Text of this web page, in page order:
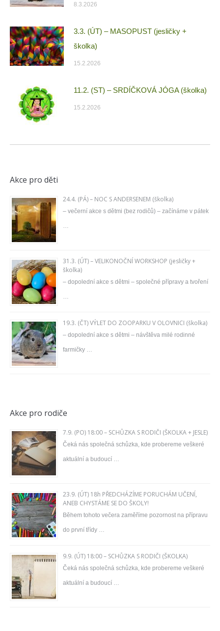
8.3.2026
3.3. (ÚT) – MASOPUST (jesličky +
školka)
15.2.2026
11.2. (ST) – SRDÍČKOVÁ JÓGA (školka)
15.2.2026
Akce pro děti
24.4. (PÁ) – NOC S ANDERSENEM (školka)
– večerní akce s dětmi (bez rodičů) – začínáme v pátek
31.3. (ÚT) – VELIKONOČNÍ WORKSHOP (jesličky +
školka)
– dopolední akce s dětmi – společné přípravy a tvoření
19.3. (ČT) VÝLET DO ZOOPARKU V OLOVNICI (školka)
– dopolední akce s dětmi – návštěva milé rodinné
farmičky …
Akce pro rodiče
7.9. (PO) 18:00 – SCHŮZKA S RODIČI (ŠKOLKA + JESLE)
Čeká nás společná schůzka, kde probereme veškeré
aktuální a budoucí …
23.9. (ÚT) 18h PŘEDCHÁZÍME PORUCHÁM UČENÍ,
ANEB CHYSTÁME SE DO ŠKOLY!
Během tohoto večera zaměříme pozornost na přípravu
do první třídy …
9.9. (ÚT) 18:00 – SCHŮZKA S RODIČI (ŠKOLKA)
Čeká nás společná schůzka, kde probereme veškeré
aktuální a budoucí …